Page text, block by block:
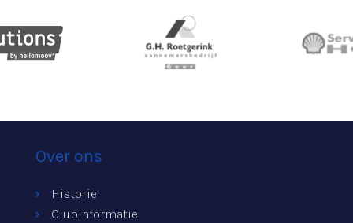
Over ons
Historie
Clubinformatie